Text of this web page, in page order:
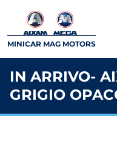
MINICAR MAG MOTORS
IN ARRIVO-
GRIGIO